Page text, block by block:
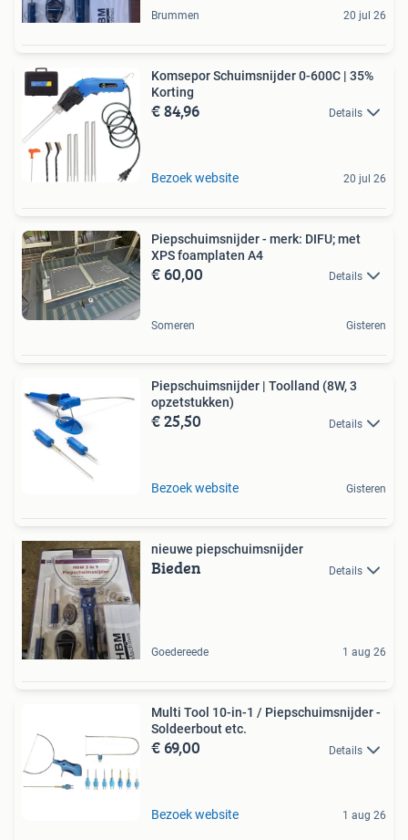
Brummen 20 jul 26
Komsepor Schuimsnijder 0-600C | 35%
Korting
€ 84,96 Details
Bezoek website 20 jul 26
Piepschuimsnijder - merk: DIFU; met
XPS foamplaten A4
€ 60,00 Details
Someren Gisteren
Piepschuimsnijder | Toolland (8W, 3
opzetstukken)
€ 25,50 Details
Bezoek website Gisteren
nieuwe piepschuimsnijder
Bieden Details
Goedereede 1 aug 26
Multi Tool 10-in-1 / Piepschuimsnijder -
Soldeerbout etc.
€ 69,00 Details
Bezoek website 1 aug 26